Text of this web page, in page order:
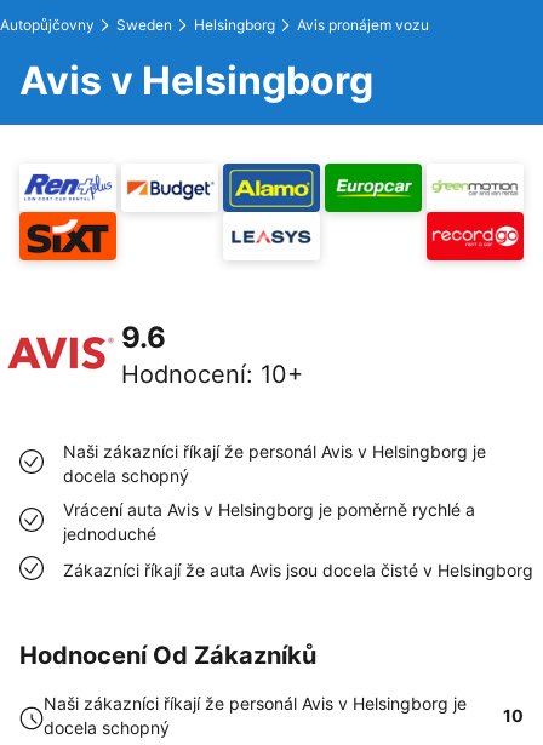
Autopůjčovny Sweden Helsingborg Avis pronájem vozu
Avis v Helsingborg
9.6
Hodnocení: 10+
Naši zákazníci říkají že personál Avis v Helsingborg je
docela schopný
Vrácení auta Avis v Helsingborg je poměrně rychlé a
jednoduché
Zákazníci říkají že auta Avis jsou docela čisté v Helsingborg
Hodnocení Od Zákazníků
Naši zákazníci říkají že personál Avis v Helsingborg je
docela schopný
10